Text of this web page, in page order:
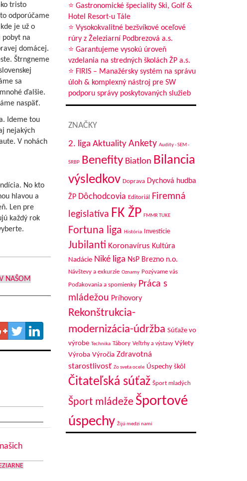
tristo
odporúčame
je už o
pobyt na
domácej.
Štrngneme
sa
ďalšie.
naspäť.
Ideme tou
nejakých
V nohách
No kto
hlavou a
Len pre
každý rok
NAŠOM
⭐ Gastronomické špeciality Ski, Golf &
Hotel Resort-u Tále
⭐ Vysokokvalitné bezšvíkové oceľové
rúry z Železiarní Podbrezová a.s.
⭐ Garantujeme vysokú úroveň
vzdelania na stredných školách ŽP a.s.
⭐ FIRIS – Manažérsky systém na správu
úloh & komplexný nástroj pre SW
podporu správy poskytovaných služieb
ZNAČKY
2. liga Aktuality Ankety Audity - SEM -
SRBP Benefity Biatlon Bilancia
výsledkov Doprava Dychová hudba
ŽP Dôchodcovia Editoriál
Firemná
legislatíva FK ŽP FMMR TUKE
Fortuna liga História Investície
Jubilanti Koronavírus Kultúra
Nadácie Niké liga NsP Brezno n.o.
Návštevy a exkurzie Oznamy Pozývame vás
Poďakovania a spomienky Práca s
mládežou Príhovory
Rekonštrukcia-
modernizácia-údržba Súťaže vo
výrobe Technika Tábory Veľtrhy a výstavy Výlety
Výroba Výročia Zdravotná
starostlivosť Zo sveta ocele Úspechy škôl
Čitateľská súťaž Šport mladých
Šport mládeže Športové
úspechy Žijú medzi nami